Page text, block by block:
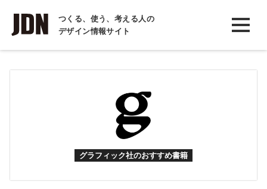
つくる、使う、考える人の
デザイン情報サイト
INTERVIEW
インタビュー
REPORT
グラフィック社のおすすめ書籍